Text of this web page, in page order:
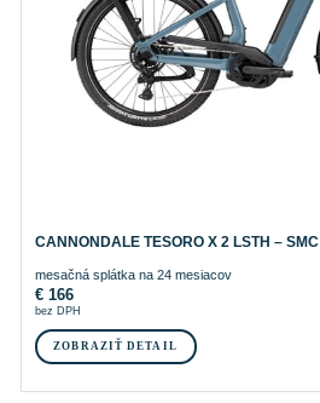
CANNONDALE TESORO X 2 LSTH – SMC
mesačná splátka na 24 mesiacov
€166
bez DPH
ZOBRAZIŤ DETAIL